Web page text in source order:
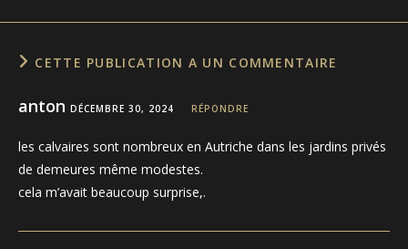
CETTE PUBLICATION A UN COMMENTAIRE
anton DÉCEMBRE 30, 2024 RÉPONDRE
les calvaires sont nombreux en Autriche dans les jardins privés
de demeures même modestes.
cela m’avait beaucoup surprise,.